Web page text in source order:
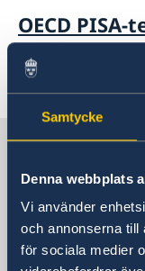
Samtycke
Denna webbplats
Vi använder
och annonserna till
för sociala medier
OECD
« 1 2 ... 28
Sveriges
Unesco
Sveriges